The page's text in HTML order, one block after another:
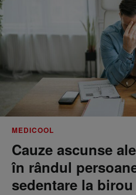
MEDICOOL
Cauze ascunse
în rândul
sedentare la birou